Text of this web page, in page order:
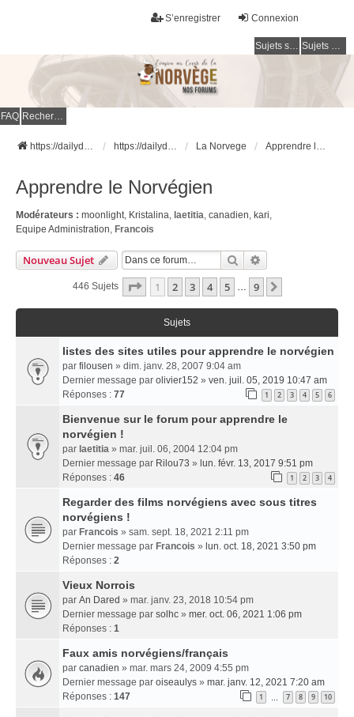
Connexion
S’enregistrer
Sujets sans réponse Sujets actifs
FAQ Rechercher
https://dailydigesthub.com https://dailydigesthub.com La Norvege Apprendre le Norvégien
Apprendre le Norvégien
Modérateurs : moonlight, Kristalina, laetitia, canadien, kari,
Equipe Administration, Francois
Nouveau Sujet Rechercher
446 Sujets Page 1Sur9
1 2 3 4 5 … 9
Sujets
listes des sites utiles pour apprendre le norvégien
par filousen » dim. janv. 28, 2007 9:04 am
Dernier message par olivier152 » ven. juil. 05, 2019 10:47 am
Réponses : 77 1 2 3 4 5 6
Bienvenue sur le forum pour apprendre le
norvégien !
par laetitia » mar. juil. 06, 2004 12:04 pm
Dernier message par Rilou73 » lun. févr. 13, 2017 9:51 pm
Réponses : 46 1 2 3 4
Regarder des films norvégiens avec sous titres
norvégiens !
par Francois » sam. sept. 18, 2021 2:11 pm
Dernier message par Francois » lun. oct. 18, 2021 3:50 pm
Réponses : 2
Vieux Norrois
par An Dared » mar. janv. 23, 2018 10:54 pm
Dernier message par solhc » mer. oct. 06, 2021 1:06 pm
Réponses : 1
Faux amis norvégiens/français
par canadien » mar. mars 24, 2009 4:55 pm
Dernier message par oiseaulys » mar. janv. 12, 2021 7:20 am
Réponses : 147 1 … 7 8 9 10